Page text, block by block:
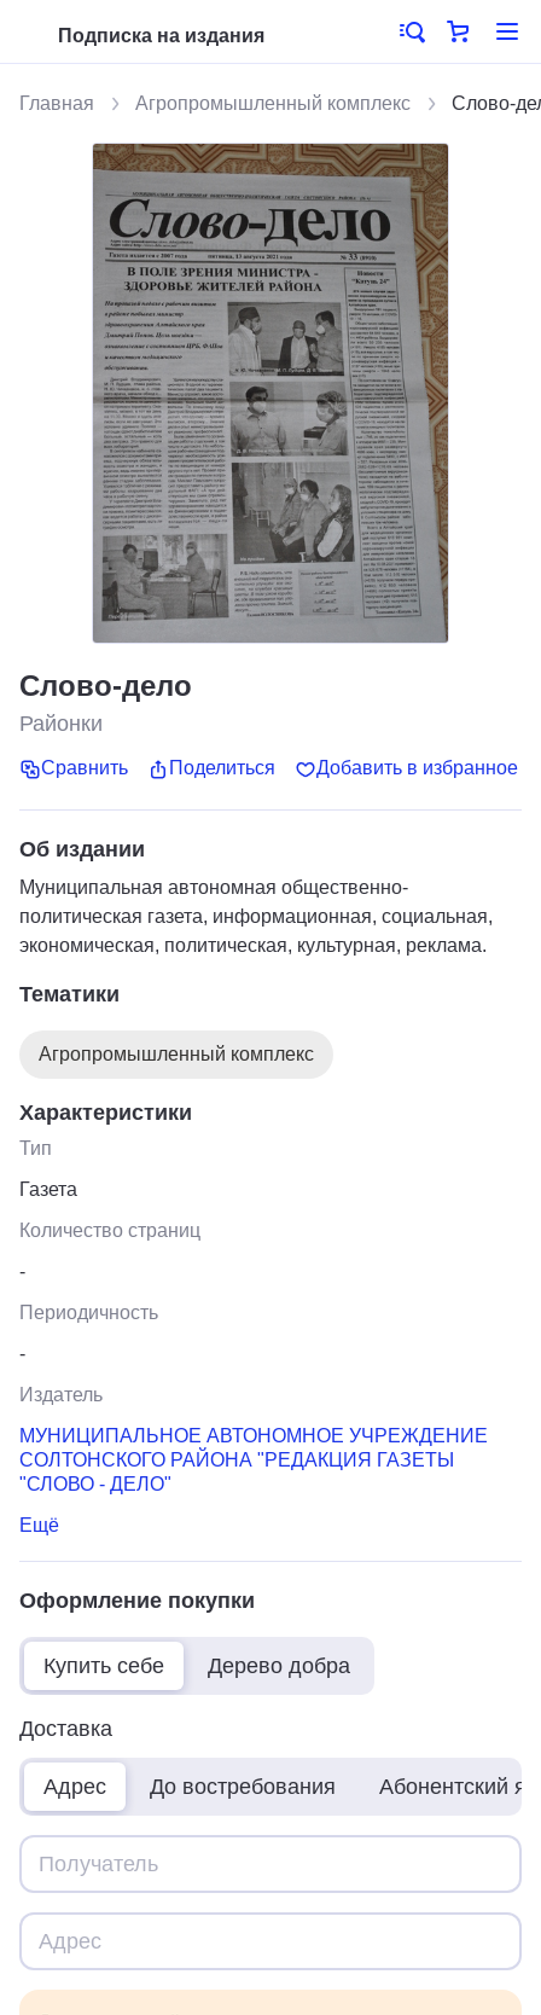
Подписка на издания
Главная Агропромышленный комплекс Слово-
Слово-дело
Районки
Сравнить Поделиться Добавить в избранное
Об издании
Муниципальная автономная общественно-
политическая газета, информационная, социальная,
экономическая, политическая, культурная, реклама.
Тематики
Агропромышленный комплекс
Характеристики
Тип
Газета
Количество страниц
-
Периодичность
-
Издатель
МУНИЦИПАЛЬНОЕ АВТОНОМНОЕ УЧРЕЖДЕНИЕ
СОЛТОНСКОГО РАЙОНА "РЕДАКЦИЯ ГАЗЕТЫ
"СЛОВО - ДЕЛО"
Ещё
Оформление покупки
Купить себе Дерево добра
Доставка
Адрес До востребования Абонентский